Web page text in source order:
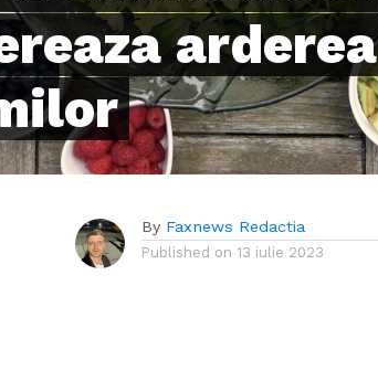
arderea
By Faxnews Redactia
Published on 13 iulie 2023